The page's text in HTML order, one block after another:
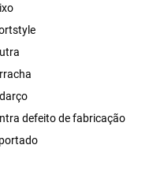
defeito de fabricação